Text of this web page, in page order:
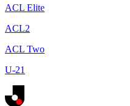
ACL Elite
ACL2
ACL Two
U-21